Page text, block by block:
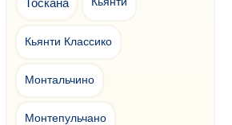
Тоскана
Кьянти Классико
Монтальчино
Монтепульчано